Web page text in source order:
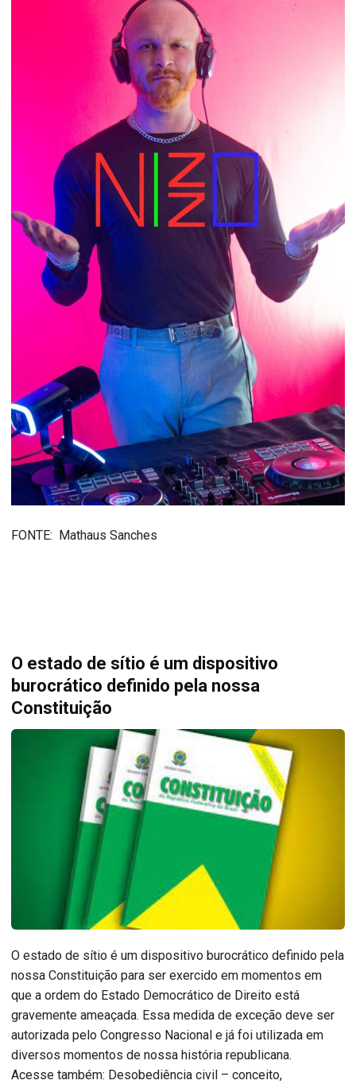
FONTE: Mathaus Sanches
O estado de sítio é um dispositivo
burocrático definido pela nossa
Constituição
O estado de sítio é um dispositivo burocrático definido pela
nossa Constituição para ser exercido em momentos em
que a ordem do Estado Democrático de Direito está
gravemente ameaçada. Essa medida de exceção deve ser
autorizada pelo Congresso Nacional e já foi utilizada em
diversos momentos de nossa história republicana.
Acesse também: Desobediência civil – conceito,